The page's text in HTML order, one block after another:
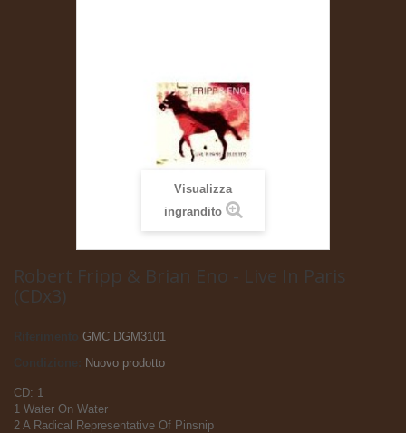
Visualizza
ingrandito
Robert Fripp & Brian Eno - Live In Paris
(CDx3)
Riferimento
GMC DGM3101
Nuovo prodotto
CD: 1
1 Water On Water
2 A Radical Representative Of Pinsnip